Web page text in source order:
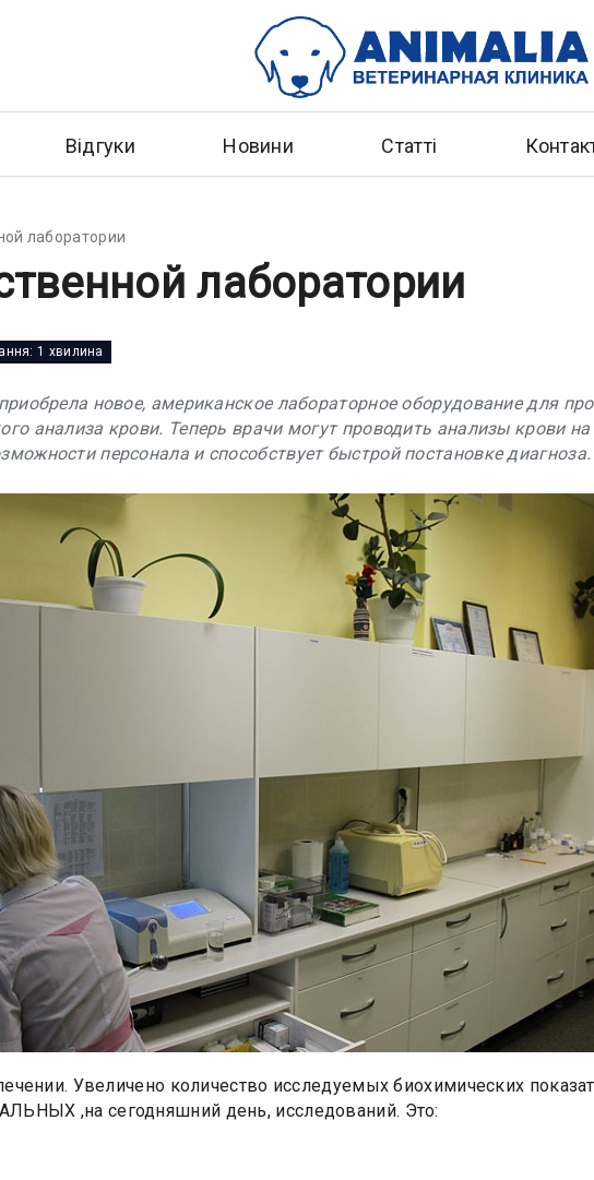
Відгуки Новини Статті
лаборатории
лаборатории
1 хвилина
новое, американское лабораторное оборудование для
анализа крови. Теперь врачи могут проводить анализы крови на
персонала и способствует быстрой постановке диагноза.
Увеличено количество исследуемых биохимических
,на сегодняшний день, исследований. Это: